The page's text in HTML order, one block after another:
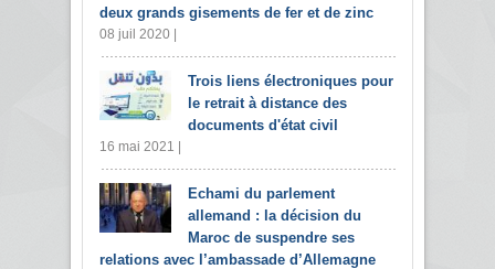
deux grands gisements de fer et de zinc
08 juil 2020 |
Trois liens électroniques pour
le retrait à distance des
documents d'état civil
16 mai 2021 |
Echami du parlement
allemand : la décision du
Maroc de suspendre ses
relations avec l’ambassade d’Allemagne